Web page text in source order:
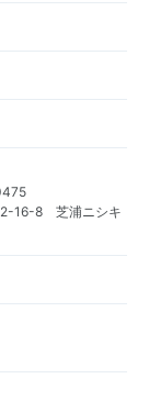
16-8 芝浦ニシキ